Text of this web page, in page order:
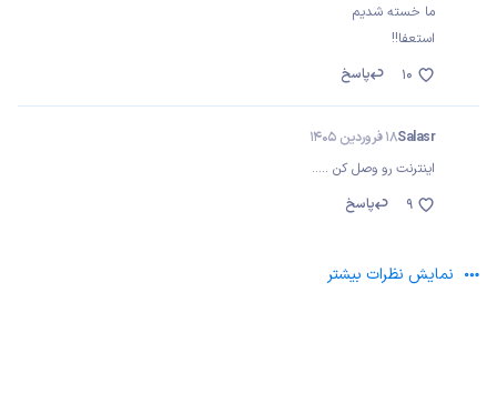
ما خسته شدیم
استعفا!!
پاسخ
10
Salasr18 فروردین 1405
اینترنت رو وصل کن .....
پاسخ
9
نمایش نظرات بیشتر